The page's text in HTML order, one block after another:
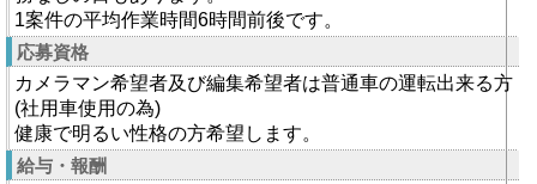
1案件の平均作業時間6時間前後です。
応募資格
カメラマン希望者及び編集希望者は普通車の運転出来る方
(社用車使用の為)
健康で明るい性格の方希望します。
給与・報酬